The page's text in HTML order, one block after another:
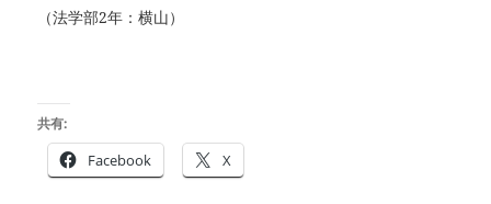
（法学部2年：横山）
共有:
Facebook X